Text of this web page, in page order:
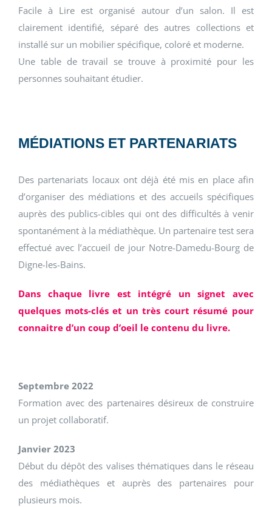
Facile à Lire est organisé autour d’un salon. Il est
clairement identifié, séparé des autres collections et
installé sur un mobilier spécifique, coloré et moderne.
Une table de travail se trouve à proximité pour les
personnes souhaitant étudier.
MÉDIATIONS ET PARTENARIATS
Des partenariats locaux ont déjà été mis en place afin
d’organiser des médiations et des accueils spécifiques
auprès des publics-cibles qui ont des difficultés à venir
spontanément à la médiathèque. Un partenaire test sera
effectué avec l’accueil de jour Notre-Damedu-Bourg de
Digne-les-Bains.
Dans chaque livre est intégré un signet avec
quelques mots-clés et un très court résumé pour
connaitre d’un coup d’oeil le contenu du livre.
Septembre 2022
Formation avec des partenaires désireux de construire
un projet collaboratif.
Janvier 2023
Début du dépôt des valises thématiques dans le réseau
des médiathèques et auprès des partenaires pour
plusieurs mois.